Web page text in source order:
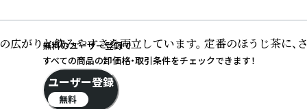
りと飲みやすさを両立しています。 定番のほうじ茶に、
無料のユーザー登録で
すべての商品の卸価格・取引条件をチェックできます！
ユーザー登録
無料